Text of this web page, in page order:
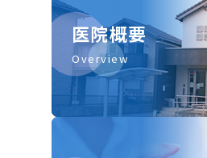
医院概要
Overview